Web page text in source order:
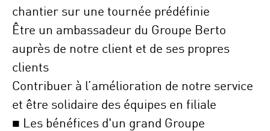
chantier sur une tournée prédéfinie
Être un ambassadeur du Groupe Berto
auprès de notre client et de ses propres
clients
Contribuer à l’amélioration de notre service
et être solidaire des équipes en filiale
■ Les bénéfices d'un grand Groupe